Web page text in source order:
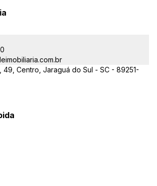
reavaliamos a nossa Missão, Visão e
49, Centro, Jaraguá do Sul - SC - 89251-